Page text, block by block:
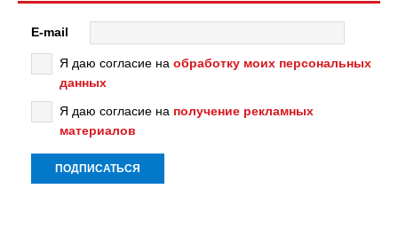
E-mail
Я даю согласие на обработку моих персональных
данных
Я даю согласие на получение рекламных
материалов